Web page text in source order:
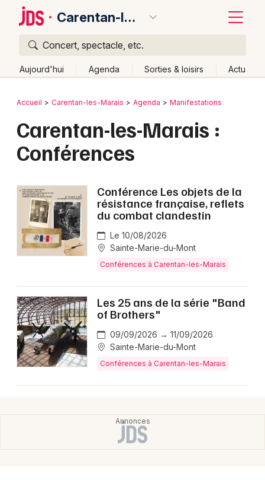
Carentan-les-Marais
Concert, spectacle, etc.
Aujourd'hui Agenda Sorties & loisirs Actu
Publier un événement
Activité & Expérience
Manifestations
Spectacles
Concerts
Sports
Bordeaux
Colmar
Lyon
Marseille
Mulhouse
Nantes
Nice
Paris
Strasbourg
Retour
Accueil Carentan-les-Marais Agenda Manifestations
Carentan-les-Marais :
Conférences
Conférence Les objets de la
résistance française, reflets
du combat clandestin
Le 10/08/2026
Sainte-Marie-du-Mont
Conférences à Carentan-les-Marais
Les 25 ans de la série "Band
of Brothers"
09/09/2026 → 11/09/2026
Sainte-Marie-du-Mont
Conférences à Carentan-les-Marais
Quoi ?
Où ?
Basse-Normandie
Partout
Près de moi
Changer de lieu
Aujourd'hui
Demain Ce week-end Autre